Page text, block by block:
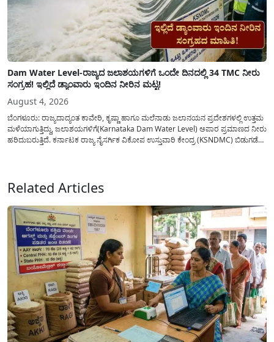
Dam Water Level-ರಾಜ್ಯದ ಜಲಾಶಯಗಳಿಗೆ ಒಂದೇ ದಿನದಲ್ಲಿ 34 TMC ನೀರು
ಸಂಗ್ರಹ! ಇಲ್ಲಿದೆ ಡ್ಯಾಂವಾರು ಇಂದಿನ ನೀರಿನ ಮಟ್ಟ!
August 4, 2026
ಬೆಂಗಳೂರು: ರಾಜ್ಯದಾದ್ಯಂತ ಕಾವೇರಿ, ಕೃಷ್ಣಾ ಹಾಗೂ ಮಲೆನಾಡು ಜಲಾನಯನ ಪ್ರದೇಶಗಳಲ್ಲಿ ಉತ್ತಮ
ಮಳೆಯಾಗುತ್ತಿದ್ದು, ಜಲಾಶಯಗಳಿಗೆ(Karnataka Dam Water Level) ಅಪಾರ ಪ್ರಮಾಣದ ನೀರು
ಹರಿದುಬರುತ್ತಿದೆ. ಕರ್ನಾಟಕ ರಾಜ್ಯ ನೈಸರ್ಗಿಕ ವಿಕೋಪ ಉಸ್ತುವಾರಿ ಕೇಂದ್ರ (KSNDMC) ಬಿಡುಗಡೆ
Related Articles